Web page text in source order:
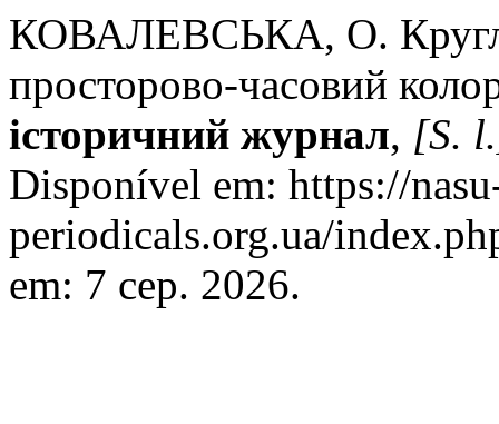
КОВАЛЕВСЬКА, О.
просторово-часовий
історичний журнал, [S.
Disponível em: https://
periodicals.org.ua/
em: 7 сер. 2026.